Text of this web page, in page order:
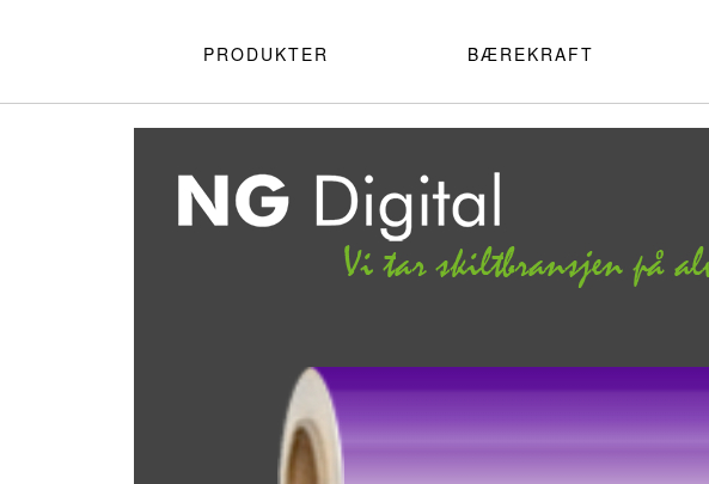
PRODUKTER BÆREKRAFT